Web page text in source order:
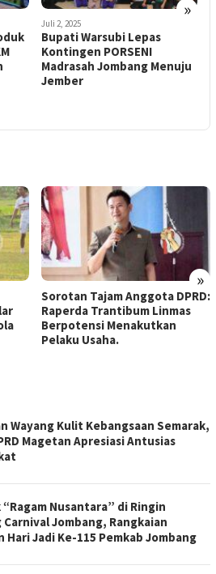
»
Juli 2, 2025
Bupati Warsubi Lepas
Kontingen PORSENI
Madrasah Jombang Menuju
Jember
»
Sorotan Tajam Anggota DPRD:
Raperda Trantibum Linmas
Berpotensi Menakutkan
Pelaku Usaha.
Wayang Kulit Kebangsaan Semarak,
Magetan Apresiasi Antusias
“Ragam Nusantara” di Ringin
Jombang, Rangkaian
Hari Jadi Ke-115 Pemkab Jombang